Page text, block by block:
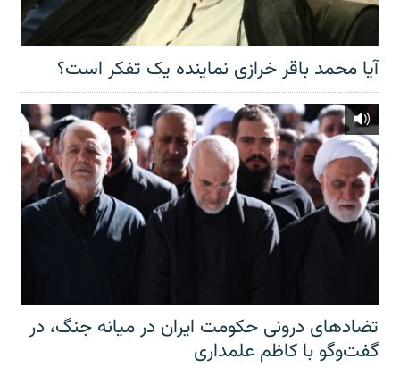
آیا محمد باقر خرازی نماینده یک تفکر است؟
تضادهای درونی حکومت ایران در میانه جنگ، در
گفت‌‌وگو با کاظم علمداری